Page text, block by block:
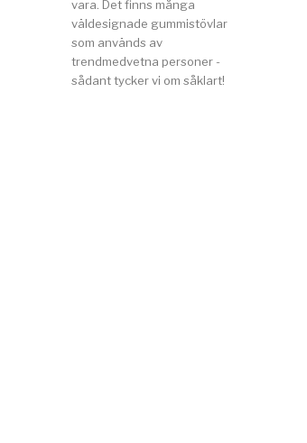
vara. Det finns många
väldesignade gummistövlar
som används av
trendmedvetna personer -
sådant tycker vi om såklart!